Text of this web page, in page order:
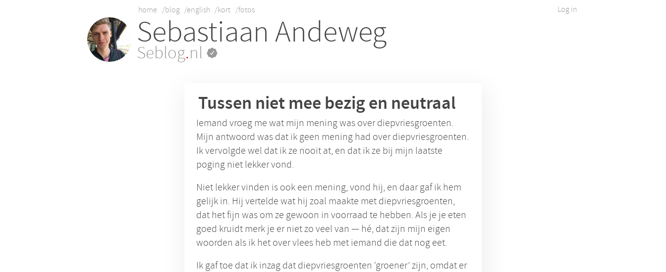
Log in
home /blog /english /kort /fotos
Sebastiaan Andeweg
Seblog.nl
Tussen niet mee bezig en neutraal
Iemand vroeg me wat mijn mening was over diepvriesgroenten.
Mijn antwoord was dat ik geen mening had over diepvriesgroenten.
Ik vervolgde wel dat ik ze nooit at, en dat ik ze bij mijn laatste
poging niet lekker vond.
Niet lekker vinden is ook een mening, vond hij, en daar gaf ik hem
gelijk in. Hij vertelde wat hij zoal maakte met diepvriesgroenten,
dat het fijn was om ze gewoon in voorraad te hebben. Als je je eten
goed kruidt merk je er niet zo veel van — hé, dat zijn mijn eigen
woorden als ik het over vlees heb met iemand die dat nog eet.
Ik gaf toe dat ik inzag dat diepvriesgroenten ‘groener’ zijn, omdat er